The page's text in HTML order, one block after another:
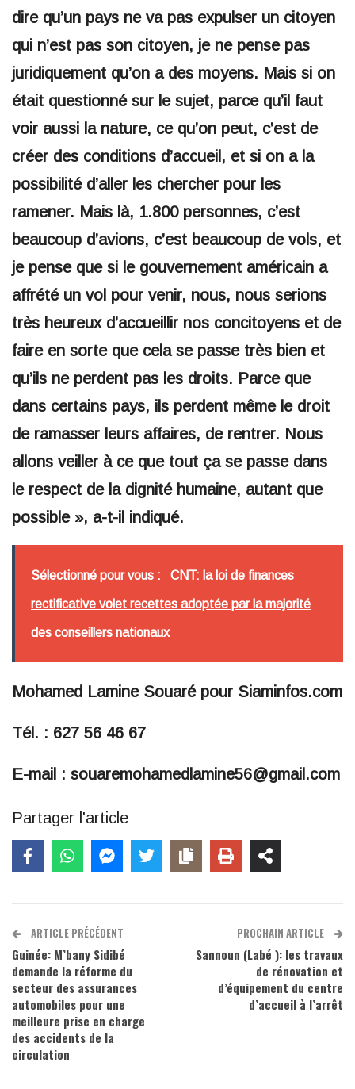
dire qu’un pays ne va pas expulser un citoyen
qui n’est pas son citoyen, je ne pense pas
juridiquement qu’on a des moyens. Mais si on
était questionné sur le sujet, parce qu’il faut
voir aussi la nature, ce qu’on peut, c’est de
créer des conditions d’accueil, et si on a la
possibilité d’aller les chercher pour les
ramener. Mais là, 1.800 personnes, c’est
beaucoup d’avions, c’est beaucoup de vols, et
je pense que si le gouvernement américain a
affrété un vol pour venir, nous, nous serions
très heureux d’accueillir nos concitoyens et de
faire en sorte que cela se passe très bien et
qu’ils ne perdent pas les droits. Parce que
dans certains pays, ils perdent même le droit
de ramasser leurs affaires, de rentrer. Nous
allons veiller à ce que tout ça se passe dans
le respect de la dignité humaine, autant que
possible », a-t-il indiqué.
Sélectionné pour vous : CNT: la loi de finances
rectificative volet recettes adoptée par la majorité
des conseillers nationaux
Mohamed Lamine Souaré pour Siaminfos.com
Tél. : 627 56 46 67
E-mail : souaremohamedlamine56@gmail.com
Partager l'article
ARTICLE PRÉCÉDENT
Guinée: M’bany Sidibé
demande la réforme du
secteur des assurances
automobiles pour une
meilleure prise en charge
des accidents de la
circulation
PROCHAIN ARTICLE
Sannoun (Labé ): les travaux
de rénovation et
d’équipement du centre
d’accueil à l’arrêt